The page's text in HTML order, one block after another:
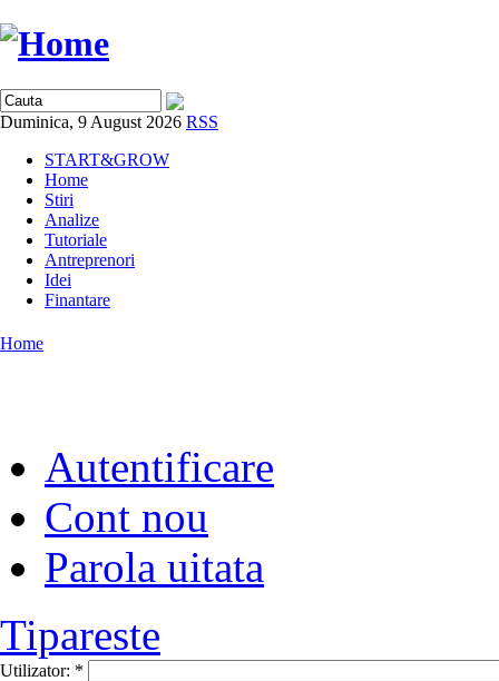
Duminica, 9 August 2026 RSS
START&GROW
Home
Stiri
Analize
Tutoriale
Antreprenori
Idei
Finantare
Home
Autentificare
Cont nou
Parola uitata
Tipareste
Utilizator: *